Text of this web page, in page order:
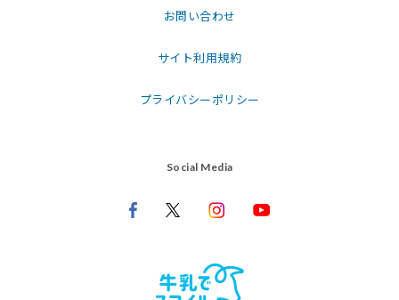
お問い合わせ
サイト利用規約
プライバシーポリシー
Social Media